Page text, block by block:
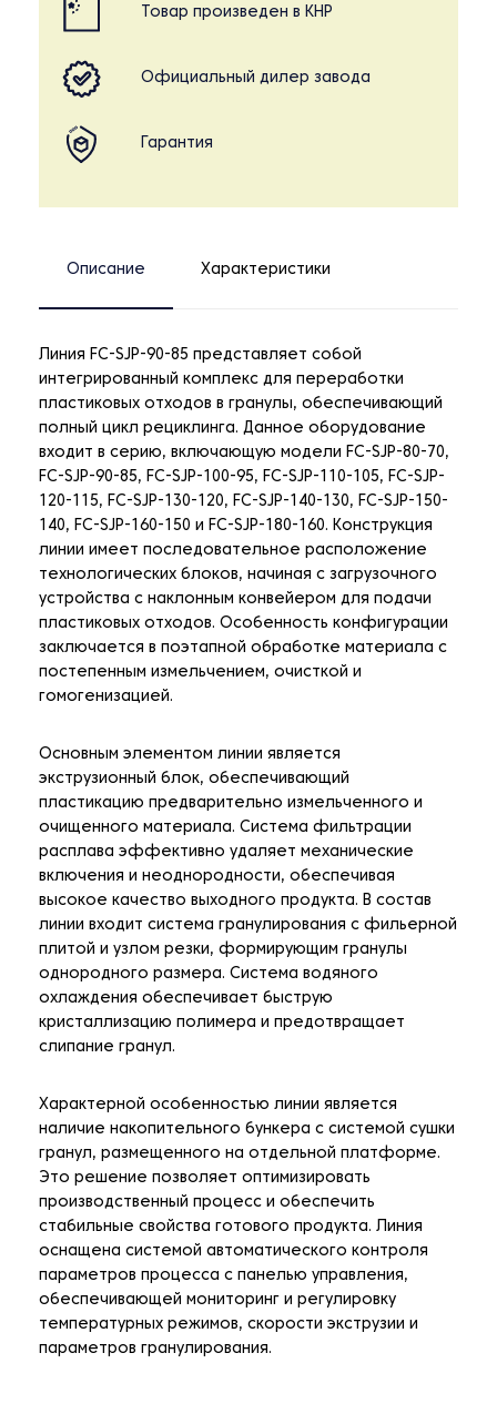
Товар произведен в КНР
Официальный дилер завода
Гарантия
Описание Характеристики
Линия FC-SJP-90-85 представляет собой
интегрированный комплекс для переработки
пластиковых отходов в гранулы, обеспечивающий
полный цикл рециклинга. Данное оборудование
входит в серию, включающую модели FC-SJP-80-70,
FC-SJP-90-85, FC-SJP-100-95, FC-SJP-110-105, FC-SJP-
120-115, FC-SJP-130-120, FC-SJP-140-130, FC-SJP-150-
140, FC-SJP-160-150 и FC-SJP-180-160. Конструкция
линии имеет последовательное расположение
технологических блоков, начиная с загрузочного
устройства с наклонным конвейером для подачи
пластиковых отходов. Особенность конфигурации
заключается в поэтапной обработке материала с
постепенным измельчением, очисткой и
гомогенизацией.
Основным элементом линии является
экструзионный блок, обеспечивающий
пластикацию предварительно измельченного и
очищенного материала. Система фильтрации
расплава эффективно удаляет механические
включения и неоднородности, обеспечивая
высокое качество выходного продукта. В состав
линии входит система гранулирования с фильерной
плитой и узлом резки, формирующим гранулы
однородного размера. Система водяного
охлаждения обеспечивает быструю
кристаллизацию полимера и предотвращает
слипание гранул.
Характерной особенностью линии является
наличие накопительного бункера с системой сушки
гранул, размещенного на отдельной платформе.
Это решение позволяет оптимизировать
производственный процесс и обеспечить
стабильные свойства готового продукта. Линия
оснащена системой автоматического контроля
параметров процесса с панелью управления,
обеспечивающей мониторинг и регулировку
температурных режимов, скорости экструзии и
параметров гранулирования.